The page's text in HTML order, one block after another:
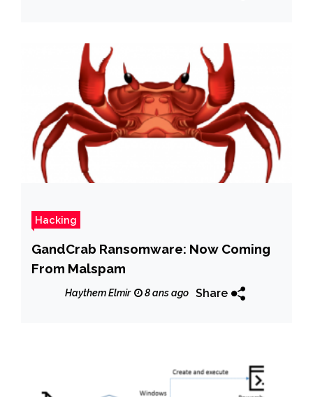
Hacking
GandCrab Ransomware: Now Coming
From Malspam
Haythem Elmir 8 ans ago Share